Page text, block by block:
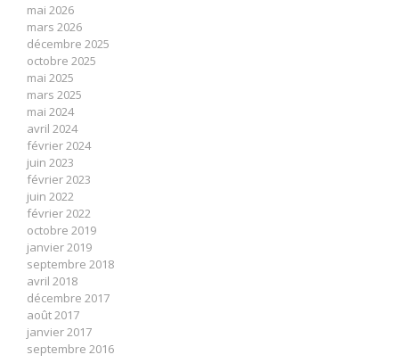
mai 2026
mars 2026
décembre 2025
octobre 2025
mai 2025
mars 2025
mai 2024
avril 2024
février 2024
juin 2023
février 2023
juin 2022
février 2022
octobre 2019
janvier 2019
septembre 2018
avril 2018
décembre 2017
août 2017
janvier 2017
septembre 2016